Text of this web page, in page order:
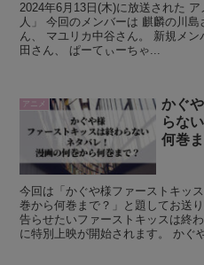
2024年6月13日(木)に放送された
人」 今回のメンバーは 麒麟の川
ん、 マユリカ中谷さん。 新規メ
田さん、 ぱーてぃーちゃ...
アニメ
かぐ
らな
何巻
今回は「かぐや様ファーストキッ
巻から何巻まで？」と題してお送
告らせたいファーストキッスは終
に特別上映が開始されます。 かぐ